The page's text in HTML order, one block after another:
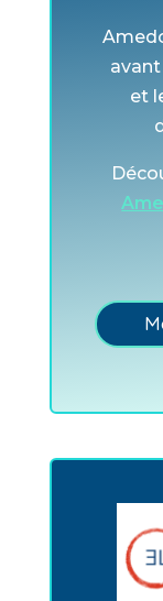
et